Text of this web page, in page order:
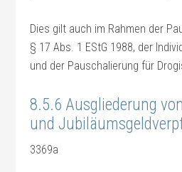
Dies gilt auch im Rahmen der
§ 17 Abs. 1 EStG 1988, der
und der Pauschalierung für
8.5.6 Ausgliederung
und
3369a